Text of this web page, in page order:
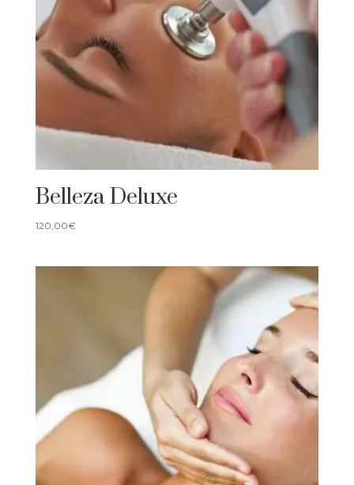
Belleza Deluxe
120,00€